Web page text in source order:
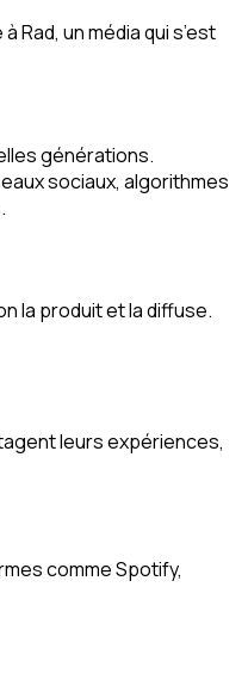
Rad, un média qui s’est
générations.
sociaux, algorithmes
la produit et la diffuse.
leurs expériences,
comme Spotify,